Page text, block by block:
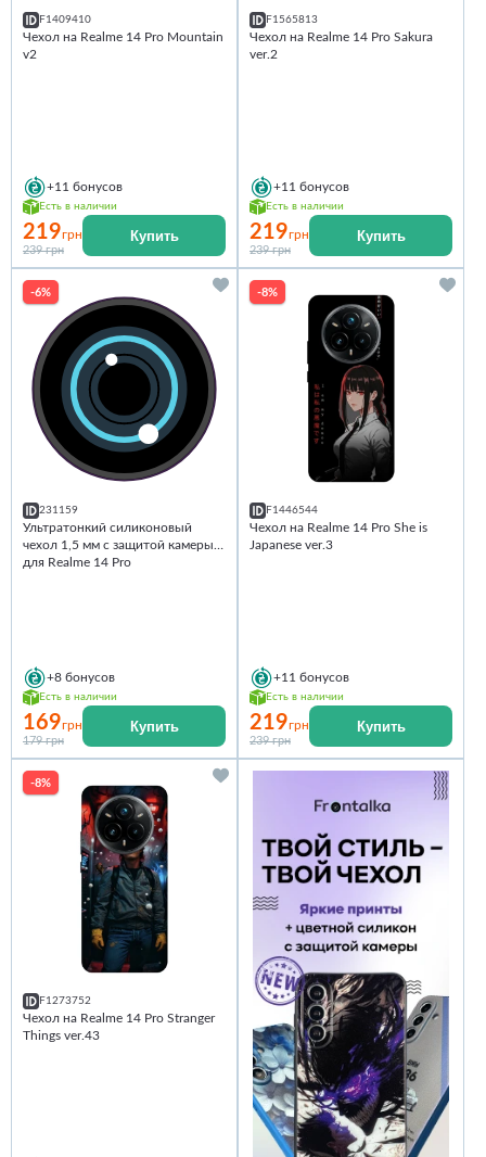
F1409410
Чехол на Realme 14 Pro Mountain
v2
+11 бонусов
Есть в наличии
219грн
239 грн
Купить
F1565813
Чехол на Realme 14 Pro Sakura
ver.2
+11 бонусов
Есть в наличии
219грн
239 грн
Купить
-6%
231159
Ультратонкий силиконовый
чехол 1,5 мм с защитой камеры
для Realme 14 Pro
+8 бонусов
Есть в наличии
169грн
179 грн
Купить
-8%
F1446544
Чехол на Realme 14 Pro She is
Japanese ver.3
+11 бонусов
Есть в наличии
219грн
239 грн
Купить
-8%
F1273752
Чехол на Realme 14 Pro Stranger
Things ver.43